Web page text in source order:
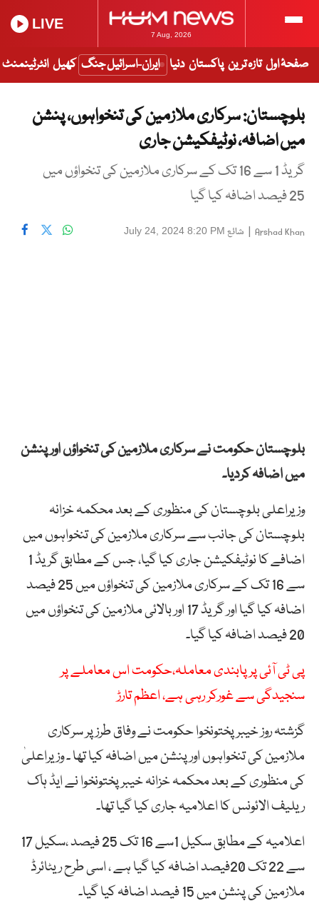
7 Aug, 2026
LIVE
صفحۂ اول تازہ ترین پاکستان دنیا ایران-اسرائیل جنگ کھیل انٹرٹینمنٹ
بلوچستان: سرکاری ملازمین کی تنخواہوں، پنشن
میں اضافہ، نوٹیفکیشن جاری
گریڈ 1 سے 16 تک کے سرکاری ملازمین کی تنخواؤں میں
25 فیصد اضافہ کیا گیا
Arshad Khan
| شائع July 24, 2024 8:20 PM
بلوچستان حکومت نے سرکاری ملازمین کی تنخواؤں اور پنشن
میں اضافہ کردیا۔
وزیراعلی بلوچستان کی منظوری کے بعد محکمہ خزانہ
بلوچستان کی جانب سے سرکاری ملازمین کی تنخواہوں میں
اضافے کا نوٹیفکیشن جاری کیا گیا، جس کے مطابق گریڈ 1
سے 16 تک کے سرکاری ملازمین کی تنخواؤں میں 25 فیصد
اضافہ کیا گیا اور گریڈ 17 اور بالائی ملازمین کی تنخواؤں میں
20 فیصد اضافہ کیا گیا۔
پی ٹی آئی پر پابندی معاملہ،حکومت اس معاملے پر
سنجیدگی سے غورکر رہی ہے، اعظم تارڑ
گزشتہ روز خیبرپختونخوا حکومت نے وفاق طرز پر سرکاری
ملازمین کی تنخواہوں اور پنشن میں اضافہ کیا تھا ۔ وزیراعلیٰ
کی منظوری کے بعد محکمہ خزانہ خیبرپختونخوا نے ایڈ ہاک
ریلیف الائونس کا اعلامیہ جاری کیا گیا تھا۔
اعلامیہ کے مطابق سکیل 1سے 16 تک 25 فیصد ،سکیل 17
سے 22 تک 20فیصد اضافہ کیا گیا ہے ، اسی طرح ریٹائرڈ
ملازمین کی پنشن میں 15 فیصد اضافہ کیا گیا۔